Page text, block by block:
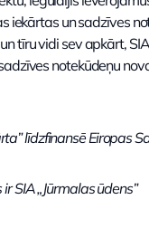
iekārtas un sadzīves
tīru vidi sev apkārt,
notekūdeņu
līdzfinansē Eiropas
SIA „Jūrmalas ūdens”